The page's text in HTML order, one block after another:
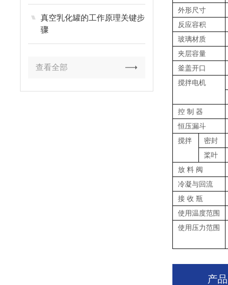
真空乳化罐的工作原理关键步
骤
查看全部
外形尺寸
反应容积
玻璃材质
夹层容量
釜盖开口
搅拌电机
控 制 器
恒压漏斗
搅拌
密封
桨叶
放 料 阀
冷凝与回流
接 收 瓶
使用温度范围
使用压力范围
产